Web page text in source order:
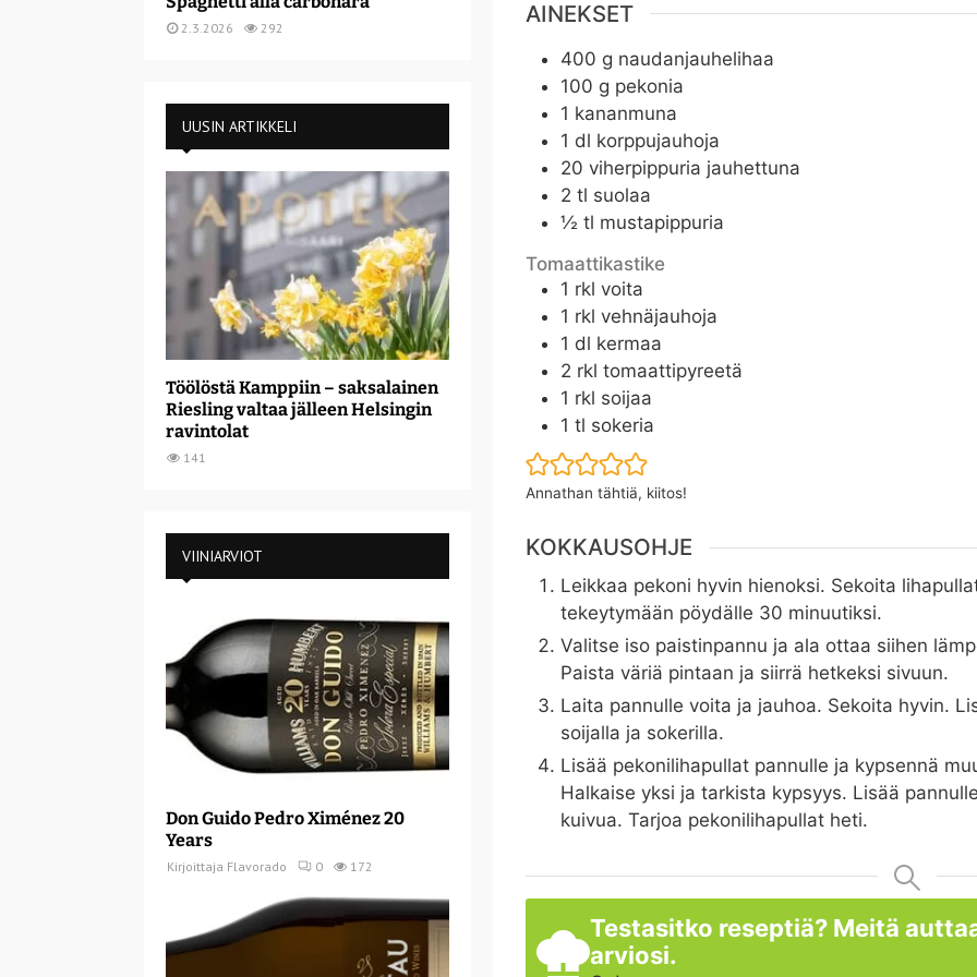
AINEKSET
400 g naudanjauhelihaa
100 g pekonia
1 kananmuna
1 dl korppujauhoja
20 viherpippuria jauhettuna
2 tl suolaa
½ tl mustapippuria
Tomaattikastike
1 rkl voita
1 rkl vehnäjauhoja
1 dl kermaa
2 rkl tomaattipyreetä
1 rkl soijaa
1 tl sokeria
Annathan tähtiä, kiitos!
KOKKAUSOHJE
Leikkaa pekoni hyvin hienoksi. Sekoita
tekeytymään pöydälle 30 minuutiksi.
Valitse iso paistinpannu ja ala ottaa siihen
Paista väriä pintaan ja siirrä hetkeksi sivuun.
Laita pannulle voita ja jauhoa. Sekoita hyvin.
soijalla ja sokerilla.
Lisää pekonilihapullat pannulle ja kypsennä
Halkaise yksi ja tarkista kypsyys. Lisää
kuivua. Tarjoa pekonilihapullat heti.
Testasitko reseptiä? Meitä
arviosi.
2.3.2026 292
UUSIN ARTIKKELI
Töölöstä Kamppiin – saksalainen
Riesling valtaa jälleen Helsingin
ravintolat
141
VIINIARVIOT
Don Guido Pedro Ximénez 20
Years
Kirjoittaja Flavorado 0 172